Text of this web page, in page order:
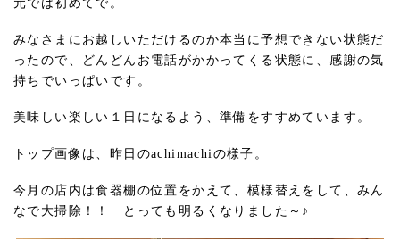
元では初めてで。
みなさまにお越しいただけるのか本当に予想できない状態だ
ったので、どんどんお電話がかかってくる状態に、感謝の気
持ちでいっぱいです。
美味しい楽しい１日になるよう、準備をすすめています。
トップ画像は、昨日のachimachiの様子。
今月の店内は食器棚の位置をかえて、模様替えをして、みん
なで大掃除！！ とっても明るくなりました～♪